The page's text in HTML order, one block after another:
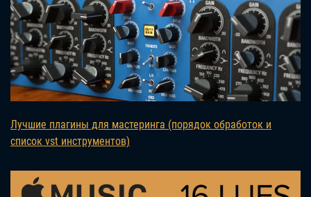
Лучшие плагины для мастеринга (порядок обработок и
список vst инструментов)